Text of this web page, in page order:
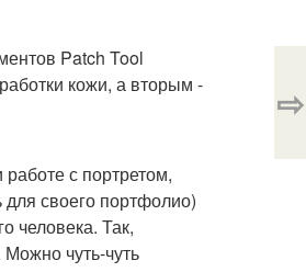
Patch Tool
кожи, а вторым -
с портретом,
своего портфолио)
человека. Так,
чуть-чуть
⇨